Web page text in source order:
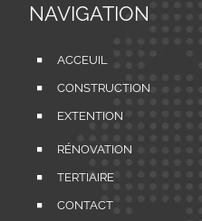
NAVIGATION
ACCEUIL
CONSTRUCTION
EXTENTION
RÉNOVATION
TERTIAIRE
CONTACT